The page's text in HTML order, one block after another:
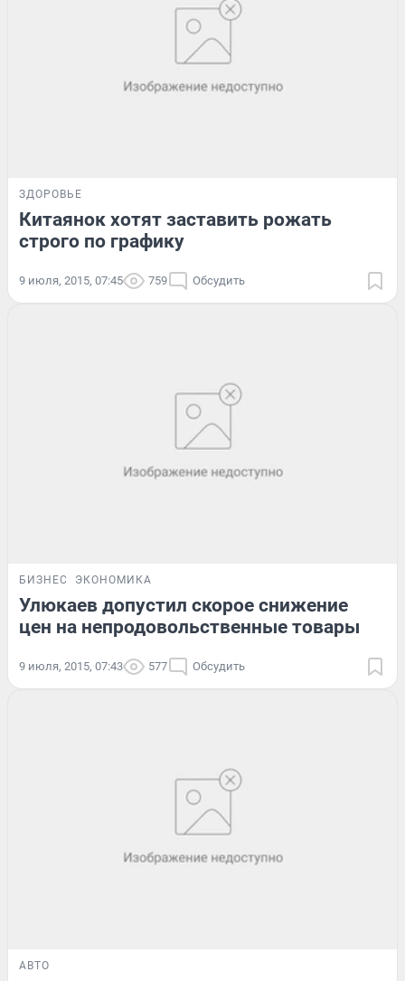
ЗДОРОВЬЕ
Китаянок хотят заставить рожать
строго по графику
9 июля, 2015, 07:45 759 Обсудить
БИЗНЕС ЭКОНОМИКА
Улюкаев допустил скорое снижение
цен на непродовольственные товары
9 июля, 2015, 07:43 577 Обсудить
АВТО